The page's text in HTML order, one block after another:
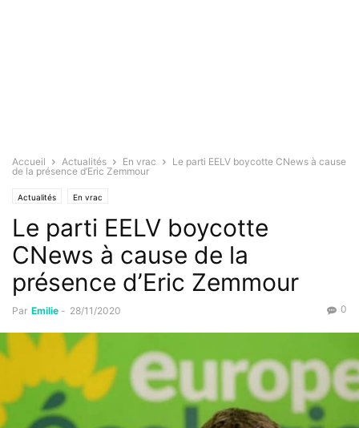
Accueil Actualités En vrac
Le parti EELV boycotte CNews à cause
de la présence d’Eric Zemmour
Actualités En vrac
Le parti EELV boycotte
CNews à cause de la
présence d’Eric Zemmour
Par Emilie - 28/11/2020 0